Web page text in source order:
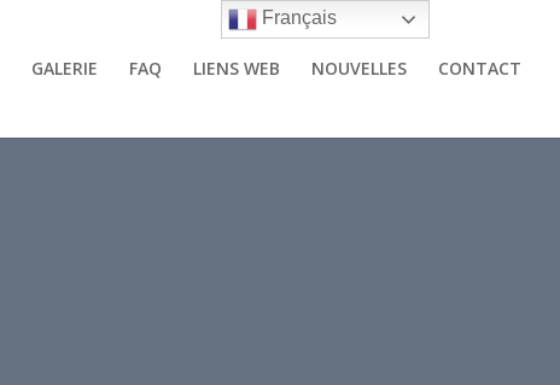
GALERIE FAQ LIENS WEB NOUVELLES CONTACT
Français